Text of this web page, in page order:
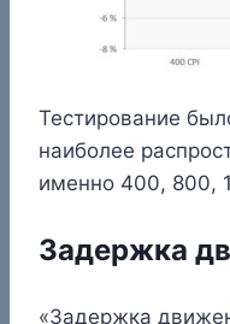
Тестирование
наиболее
именно 400, 800,
Задержка
«Задержка